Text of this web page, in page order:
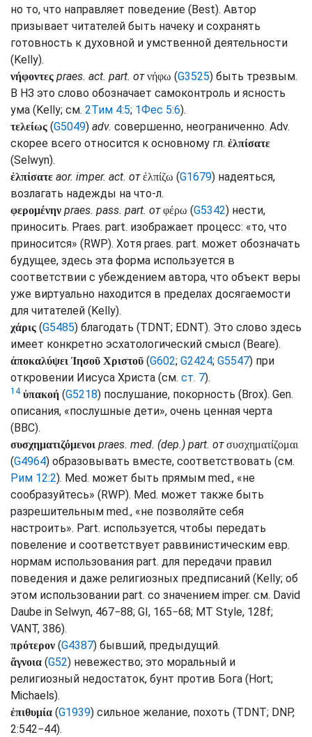
но то, что направляет поведение (Best). Автор
призывает читателей быть начеку и сохранять
готовность к духовной и умственной деятельности
(Kelly).
νήφοντες praes. act. part. от νήφω (G3525) быть трезвым.
В НЗ это слово обозначает самоконтроль и ясность
ума (Kelly; см. 2Тим 4:5; 1Фес 5:6).
τελείως (G5049) adv. совершенно, неограниченно. Adv.
скорее всего относится к основному гл. ἐλπίσατε
(Selwyn).
ἐλπίσατε aor. imper. act. от ἐλπίζω (G1679) надеяться,
возлагать надежды на что-л.
φερομένην praes. pass. part. от φέρω (G5342) нести,
приносить. Praes. part. изображает процесс: «то, что
приносится» (RWP). Хотя praes. part. может обозначать
будущее, здесь эта форма используется в
соответствии с убеждением автора, что объект веры
уже виртуально находится в пределах досягаемости
для читателей (Kelly).
χάρις (G5485) благодать (TDNT; EDNT). Это слово здесь
имеет конкретно эсхатологический смысл (Beare).
ἀποκαλύψει Ἰησοῦ Χριστοῦ (G602; G2424; G5547) при
откровении Иисуса Христа (см. ст. 7).
14 ὑπακοή (G5218) послушание, покорность (Brox). Gen.
описания, «послушные дети», очень ценная черта
(BBC).
συσχηματιζόμενοι praes. med. (dep.) part. от συσχηματίζομαι
(G4964) образовывать вместе, соответствовать (см.
Рим 12:2). Med. может быть прямым med., «не
сообразуйтесь» (RWP). Med. может также быть
разрешительным med., «не позволяйте себя
настроить». Part. используется, чтобы передать
повеление и соответствует раввинистическим евр.
нормам использования part. для передачи правил
поведения и даже религиозных предписаний (Kelly; об
этом использовании part. со значением imper. см. David
Daube in Selwyn, 467−88; GI, 165−68; MT Style, 128f;
VANT, 386).
πρότερον (G4387) бывший, предыдущий.
ἄγνοια (G52) невежество; это моральный и
религиозный недостаток, бунт против Бога (Hort;
Michaels).
ἐπιθυμία (G1939) сильное желание, похоть (TDNT; DNP,
2:542−44).